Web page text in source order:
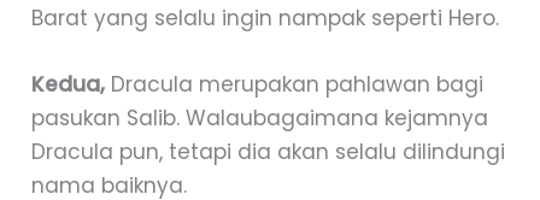
Barat yang selalu ingin nampak seperti Hero.
Kedua, Dracula merupakan pahlawan bagi
pasukan Salib. Walaubagaimana kejamnya
Dracula pun, tetapi dia akan selalu dilindungi
nama baiknya.